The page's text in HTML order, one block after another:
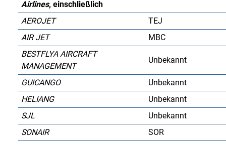
Airlines, einschließlich
AEROJET
TEJ
AIR JET
MBC
BESTFLYA AIRCRAFT
MANAGEMENT
Unbekannt
GUICANGO
Unbekannt
HELIANG
Unbekannt
SJL
Unbekannt
SONAIR
SOR